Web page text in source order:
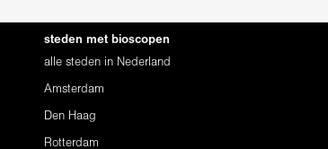
steden met bioscopen
alle steden in Nederland
Amsterdam
Den Haag
Rotterdam